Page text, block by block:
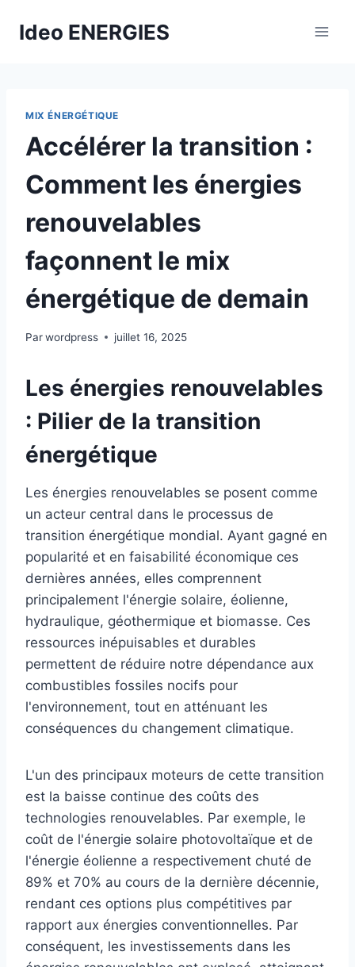
Ideo ENERGIES
MIX ÉNERGÉTIQUE
Accélérer la transition :
Comment les énergies
renouvelables
façonnent le mix
énergétique de demain
Parwordpress juillet 16, 2025
Les énergies renouvelables
: Pilier de la transition
énergétique
Les énergies renouvelables se posent comme
un acteur central dans le processus de
transition énergétique mondial. Ayant gagné en
popularité et en faisabilité économique ces
dernières années, elles comprennent
principalement l'énergie solaire, éolienne,
hydraulique, géothermique et biomasse. Ces
ressources inépuisables et durables
permettent de réduire notre dépendance aux
combustibles fossiles nocifs pour
l'environnement, tout en atténuant les
conséquences du changement climatique.
L'un des principaux moteurs de cette transition
est la baisse continue des coûts des
technologies renouvelables. Par exemple, le
coût de l'énergie solaire photovoltaïque et de
l'énergie éolienne a respectivement chuté de
89% et 70% au cours de la dernière décennie,
rendant ces options plus compétitives par
rapport aux énergies conventionnelles. Par
conséquent, les investissements dans les